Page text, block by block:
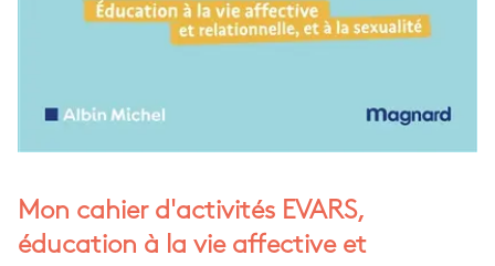
Mon cahier d'activités EVARS,
éducation à la vie affective et